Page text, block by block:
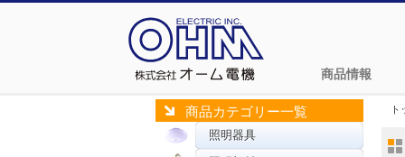
商品情報
商品カテゴリー一覧
照明器具
ト